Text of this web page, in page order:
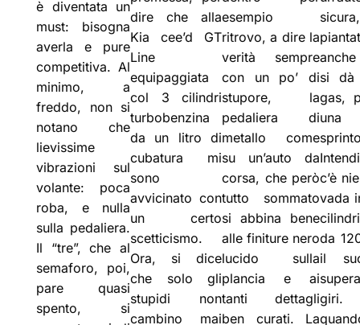
è diventata un
must: bisogna
averla e pure
competitiva. Al
minimo, a
freddo, non si
notano che
lievissime
vibrazioni sul
volante: poca
roba, e nulla
sulla pedaliera.
Il “tre”, che al
semaforo, poi,
pare quasi
spento, si
dire che alla
Kia cee’d GT
Line
equipaggiata
col 3 cilindri
turbobenzina
da un litro di
cubatura mi
sono
avvicinato con
un certo
scetticismo.
Ora, si dice
che solo gli
stupidi non
cambino mai
esempio
ritrovo, a dire la
verità sempre
con un po’ di
stupore, la
pedaliera di
metallo come
su un’auto da
corsa, che però
tutto sommato
si abbina bene
alle finiture nero
lucido sulla
plancia e ai
tanti dettagli
ben curati. La
si dà
gas,
c’è
vada
da
il
giri.